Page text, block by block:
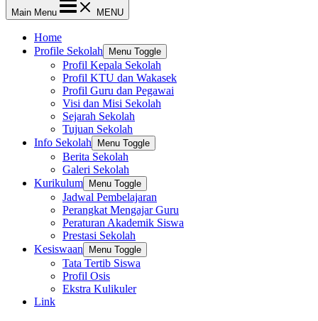
Main Menu MENU
Home
Profile Sekolah
Menu Toggle
Profil Kepala Sekolah
Profil KTU dan Wakasek
Profil Guru dan Pegawai
Visi dan Misi Sekolah
Sejarah Sekolah
Tujuan Sekolah
Info Sekolah
Menu Toggle
Berita Sekolah
Galeri Sekolah
Kurikulum
Menu Toggle
Jadwal Pembelajaran
Perangkat Mengajar Guru
Peraturan Akademik Siswa
Prestasi Sekolah
Kesiswaan
Menu Toggle
Tata Tertib Siswa
Profil Osis
Ekstra Kulikuler
Link